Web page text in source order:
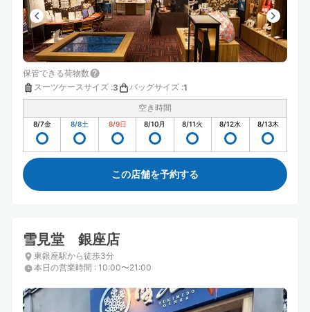
保管できる荷物数
スーツケースサイズ :3 バッグサイズ :1
空き時間
8/7金 8/8土 8/9日 8/10月 8/11火 8/12水 8/13木
この店舗を予約する
雪見堂 銀座店
東銀座駅から徒歩3分
本日の営業時間 : 10:00〜21:00